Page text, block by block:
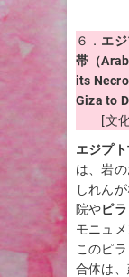
６． エ
帯（
its
Giza to
[文化
エジプ
は、岩
しれん
院やピ
モニュメ
このピ
合体は